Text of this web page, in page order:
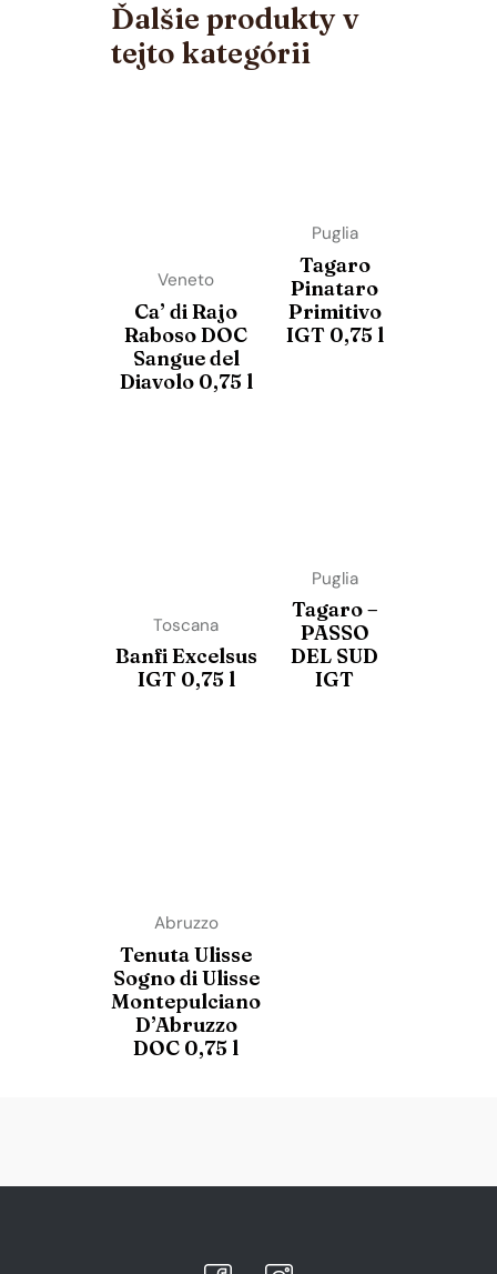
Ďalšie produkty v
tejto kategórii
Veneto
Ca’ di Rajo
Raboso DOC
Sangue del
Diavolo 0,75 l
Puglia
Tagaro
Pinataro
Primitivo
IGT 0,75 l
Toscana
Banfi Excelsus
IGT 0,75 l
Puglia
Tagaro –
PASSO
DEL SUD
IGT
Abruzzo
Tenuta Ulisse
Sogno di Ulisse
Montepulciano
D’Abruzzo
DOC 0,75 l